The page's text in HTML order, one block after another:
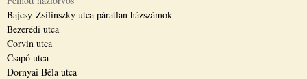
Bajcsy-Zsilinszky utca páratlan házszámok
Bezerédi utca
Corvin utca
Csapó utca
Dornyai Béla utca